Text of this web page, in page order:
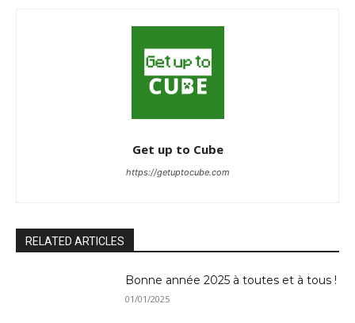
Get up to Cube
https://getuptocube.com
RELATED ARTICLES
Bonne année 2025 à toutes et à tous !
01/01/2025